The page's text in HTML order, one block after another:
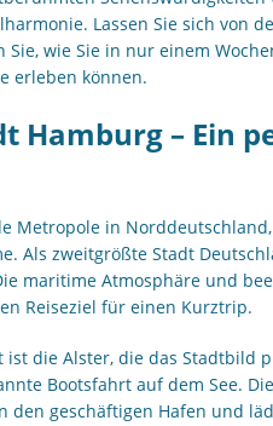
Lassen Sie sich von
wie Sie in nur einem
erleben können.
Hamburg – Ein
Metropole in
Als zweitgrößte Stadt
maritime Atmosphäre und
Reiseziel für einen Kurztrip.
ist die Alster, die das Stadtbild
Bootsfahrt auf dem See.
den geschäftigen Hafen und